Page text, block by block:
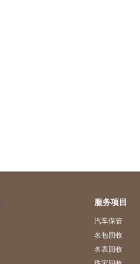
服务项目
汽车保管
名包回收
名表回收